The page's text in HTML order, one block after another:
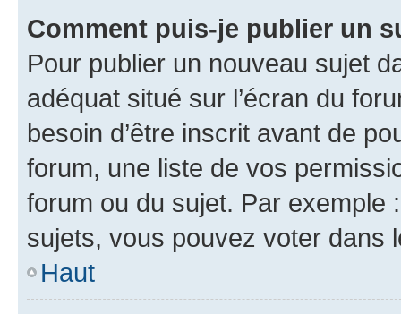
Comment puis-je publier un
Pour publier un nouveau sujet
adéquat situé sur l’écran du
besoin d’être inscrit avant de
forum, une liste de vos
forum ou du sujet. Par exemple
sujets, vous pouvez voter dans
Haut